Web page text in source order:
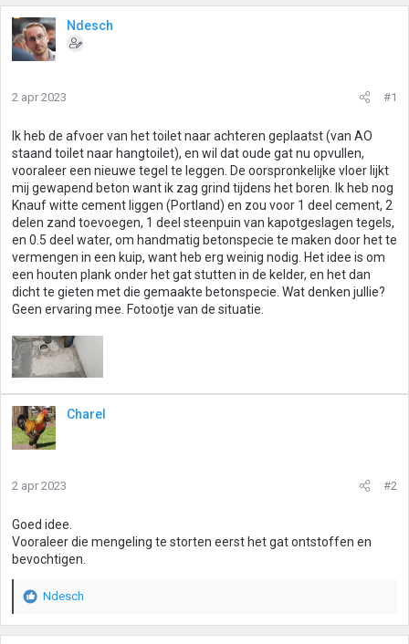
Ndesch
2 apr 2023 #1
Ik heb de afvoer van het toilet naar achteren geplaatst (van AO
staand toilet naar hangtoilet), en wil dat oude gat nu opvullen,
vooraleer een nieuwe tegel te leggen. De oorspronkelijke vloer lijkt
mij gewapend beton want ik zag grind tijdens het boren. Ik heb nog
Knauf witte cement liggen (Portland) en zou voor 1 deel cement, 2
delen zand toevoegen, 1 deel steenpuin van kapotgeslagen tegels,
en 0.5 deel water, om handmatig betonspecie te maken door het te
vermengen in een kuip, want heb erg weinig nodig. Het idee is om
een houten plank onder het gat stutten in de kelder, en het dan
dicht te gieten met die gemaakte betonspecie. Wat denken jullie?
Geen ervaring mee. Fotootje van de situatie.
Charel
2 apr 2023 #2
Goed idee.
Vooraleer die mengeling te storten eerst het gat ontstoffen en
bevochtigen.
W
a
Ndesch